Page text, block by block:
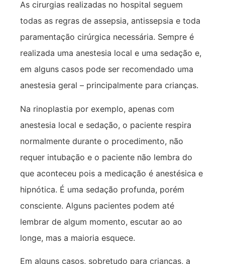
As cirurgias realizadas no hospital seguem
todas as regras de assepsia, antissepsia e toda
paramentação cirúrgica necessária. Sempre é
realizada uma anestesia local e uma sedação e,
em alguns casos pode ser recomendado uma
anestesia geral – principalmente para crianças.
Na rinoplastia por exemplo, apenas com
anestesia local e sedação, o paciente respira
normalmente durante o procedimento, não
requer intubação e o paciente não lembra do
que aconteceu pois a medicação é anestésica e
hipnótica. É uma sedação profunda, porém
consciente. Alguns pacientes podem até
lembrar de algum momento, escutar ao ao
longe, mas a maioria esquece.
Em alguns casos, sobretudo para crianças, a